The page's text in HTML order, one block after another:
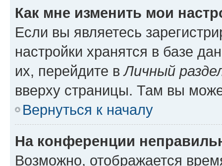
Как мне изменить мои
Если вы являетесь
настройки хранятся в базе
их, перейдите вЛичный
вверху страницы. Там вы
Вернуться к началу
На конференции
Возможно, отображается